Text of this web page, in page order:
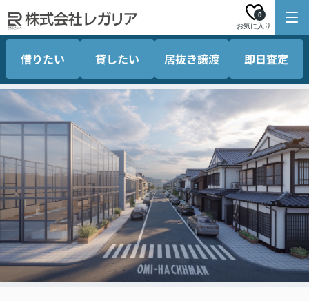
お気に入り
0
借りたい 貸したい 居抜き譲渡 即日査定